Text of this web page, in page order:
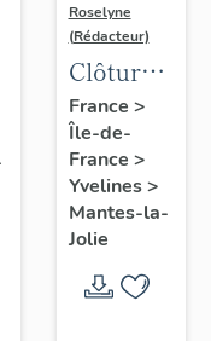
Roselyne
(Rédacteur)
Clôture
de
chœur
France >
Île-de-
France >
Yvelines>
Mantes-la-
Jolie